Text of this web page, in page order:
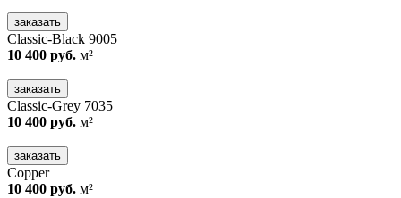
заказать
Classic-Black 9005
10 400 руб. м²
заказать
Classic-Grey 7035
10 400 руб. м²
заказать
Copper
10 400 руб. м²